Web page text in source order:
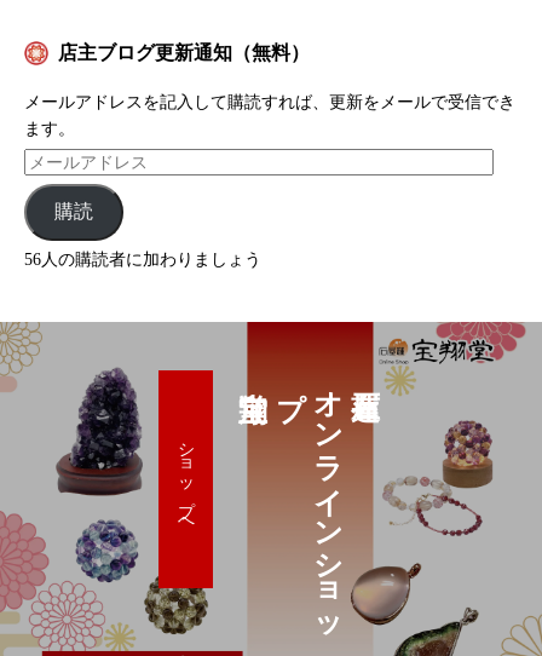
店主ブログ更新通知（無料）
メールアドレスを記入して購読すれば、更新をメールで受信でき
ます。
購読
56人の購読者に加わりましょう
オ
ン
ラ
イ
ン
シ
ョ
ッ
プ
ショップへ